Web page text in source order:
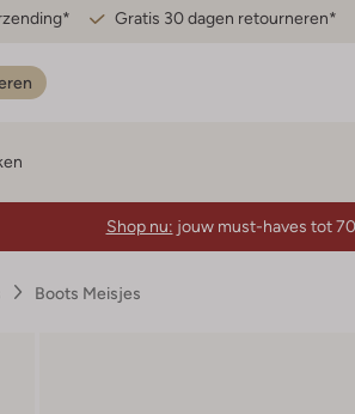
Gratis 30 dagen retourneren*
Shop nu: jouw must-haves tot
Boots Meisjes